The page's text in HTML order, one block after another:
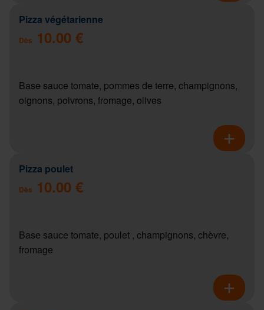
Pizza végétarienne
Dès 10.00 €
Base sauce tomate, pommes de terre, champignons,
oignons, poivrons, fromage, olives
Pizza poulet
Dès 10.00 €
Base sauce tomate, poulet , champignons, chèvre,
fromage